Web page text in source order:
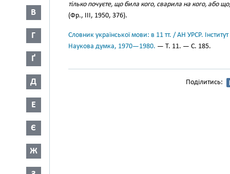
В
Г
Ґ
Д
Е
Є
Ж
тілько почуєте, що била кого, сварила на кого, або
(Фр., III, 1950, 376).
Словник української мови: в 11 тт. / АН УРСР.
Наукова думка, 1970—1980. — Т. 11. — С. 185.
Поділитись: